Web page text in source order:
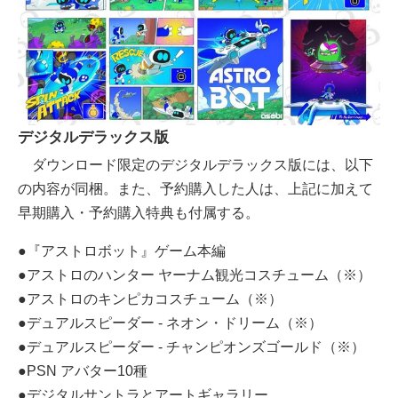
デジタルデラックス版
ダウンロード限定のデジタルデラックス版には、以下
の内容が同梱。また、予約購入した人は、上記に加えて
早期購入・予約購入特典も付属する。
●『アストロボット』ゲーム本編
●アストロのハンター ヤーナム観光コスチューム（※）
●アストロのキンピカコスチューム（※）
●デュアルスピーダー - ネオン・ドリーム（※）
●デュアルスピーダー - チャンピオンズゴールド（※）
●PSN アバター10種
●デジタルサントラとアートギャラリー